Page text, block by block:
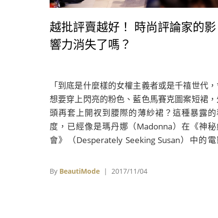
越批評賣越好！ 時尚評論家的影
響力消失了嗎？
「到底是什麼樣的女權主義者或是千禧世代
想要穿上閃亮的粉色、藍色馬賽克圖案短裙
頭再套上開衩到腰際的薄紗裙？這種暴露的
度，已經像是瑪丹娜（Madonna）在《神秘
會》（Desperately Seeking Susan）中的電
權主義，即使回到了1950年代也不具任何
By BeautiMode | 2017/11/04